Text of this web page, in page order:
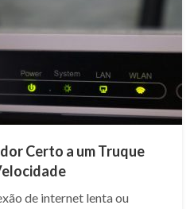
Certo a um Truque
de internet lenta ou